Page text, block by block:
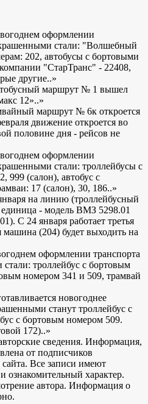
оформлении
стали: "Волшебный
202, автобусы с бортовыми
"СтарТранс" - 22408,
другие..»
маршрут № 1 вышел
12»..»
маршрут № 6к откроется
движение откроется во
половине дня - рейсов не
оформлении
стали: троллейбусы с
999 (салон), автобус с
17 (салон), 30, 186..»
на линию (троллейбусный
- модель ВМЗ 5298.01
С 24 января работает третья
(204) будет выходить на
оформлении транспорта
троллейбус с бортовым
номером 341 и 509, трамвай
новогоднее
станут троллейбус с
с бортовым номером 509.
172)..»
сведения. Информация,
от подписчиков
сайта. Все записи имеют
ознакомительный характер.
автора. Информация о